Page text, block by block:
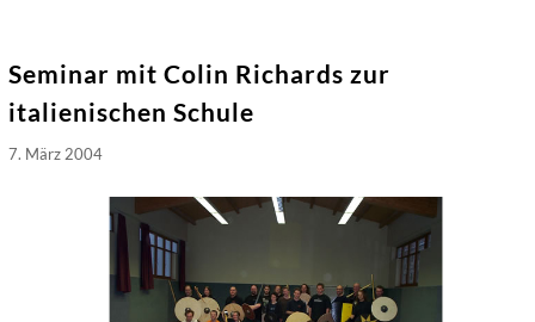
Seminar mit Colin Richards zur
italienischen Schule
7. März 2004